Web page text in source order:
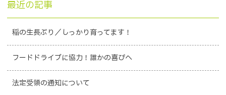
最近の記事
稲の生長ぶり／しっかり育ってます！
フードドライブに協力！誰かの喜びへ
法定受領の通知について